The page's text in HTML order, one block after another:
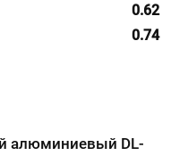
0.62
0.74
алюминиевый DL-